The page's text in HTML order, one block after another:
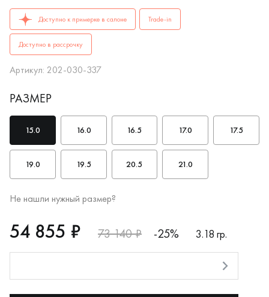
ОБРУЧАЛЬНЫЕ КОЛЬЦА женские, мужские, парные 202-
Доступно к примерке в салоне Trade-in
Доступно в рассрочку
Артикул: 202-030-337
РАЗМЕР
15.0 16.0 16.5 17.0 17.5
19.0 19.5 20.5 21.0
Не нашли нужный размер?
RUB
54855
54 855 ₽ 73 140 ₽ -25%
3.18 гр.